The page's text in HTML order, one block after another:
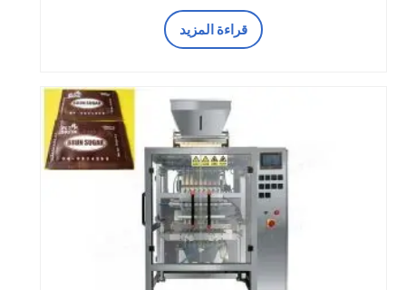
قراءة المزيد